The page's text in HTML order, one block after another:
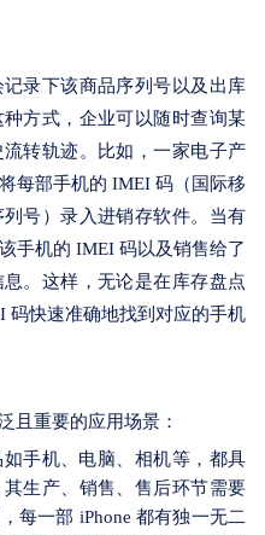
录下该商品序列号以及出库
方式，企业可以随时查询某
转轨迹。比如，一家电子产
每部手机的 IMEI 码（国际移
号）录入进销存软件。当有
手机的 IMEI 码以及销售给了
。这样，无论是在库存盘点
码快速准确地找到对应的手机
且重要的应用场景：
如手机、电脑、相机等，都具
生产、销售、售后环节需要
每一部 iPhone 都有独一无二